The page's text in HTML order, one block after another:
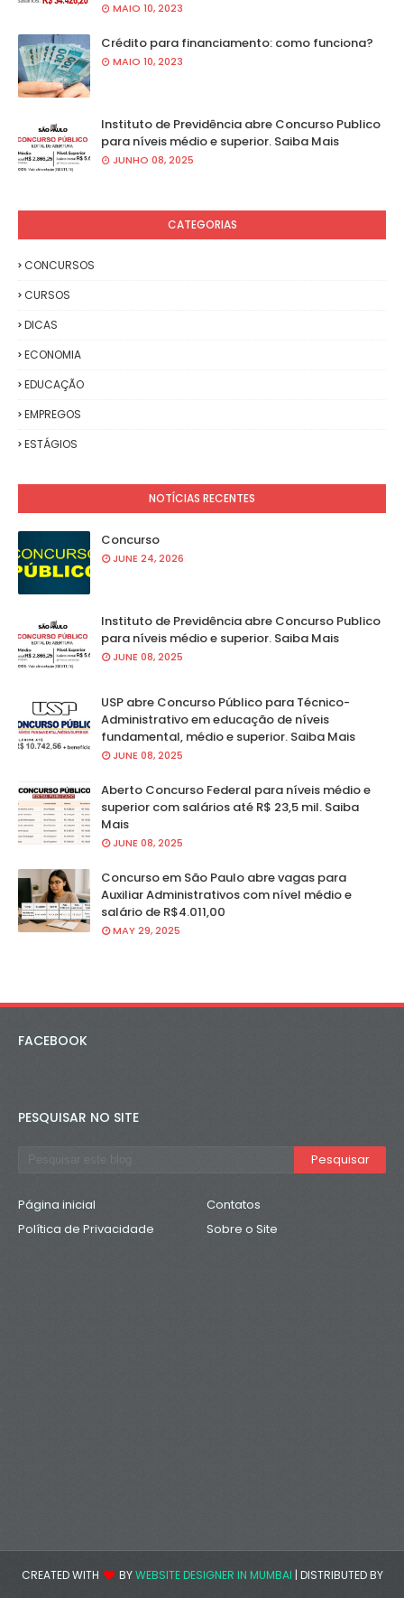
MAIO 10, 2023
Crédito para financiamento: como funciona?
MAIO 10, 2023
Instituto de Previdência abre Concurso Publico
para níveis médio e superior. Saiba Mais
JUNHO 08, 2025
CATEGORIAS
CONCURSOS
CURSOS
DICAS
ECONOMIA
EDUCAÇÃO
EMPREGOS
ESTÁGIOS
NOTÍCIAS RECENTES
Concurso
JUNE 24, 2026
Instituto de Previdência abre Concurso Publico
para níveis médio e superior. Saiba Mais
JUNE 08, 2025
USP abre Concurso Público para Técnico-
Administrativo em educação de níveis
fundamental, médio e superior. Saiba Mais
JUNE 08, 2025
Aberto Concurso Federal para níveis médio e
superior com salários até R$ 23,5 mil. Saiba
Mais
JUNE 08, 2025
Concurso em São Paulo abre vagas para
Auxiliar Administrativos com nível médio e
salário de R$4.011,00
MAY 29, 2025
FACEBOOK
PESQUISAR NO SITE
Página inicial
Contatos
Política de Privacidade
Sobre o Site
CREATED WITH BYWEBSITE DESIGNER IN MUMBAI | DISTRIBUTED BY